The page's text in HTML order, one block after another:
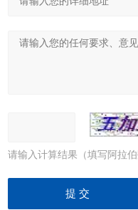
请输入计算结果（填写阿拉